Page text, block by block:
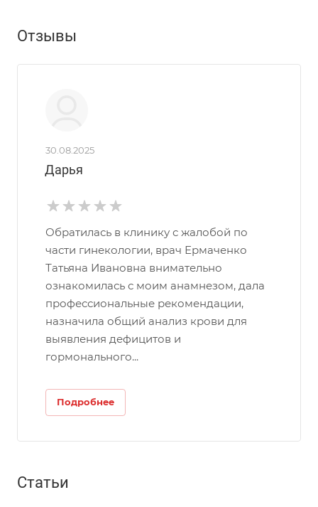
Отзывы
30.08.2025
Дарья
Обратилась в клинику с жалобой по
части гинекологии, врач Ермаченко
Татьяна Ивановна внимательно
ознакомилась с моим анамнезом, дала
профессиональные рекомендации,
назначила общий анализ крови для
выявления дефицитов и
гормонального...
Подробнее
Статьи